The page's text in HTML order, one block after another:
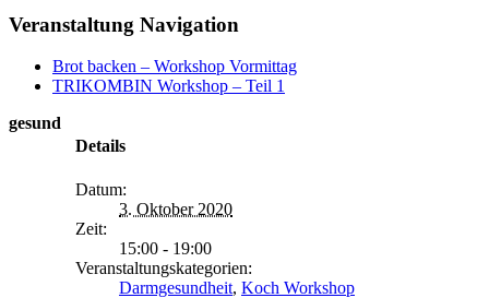
Veranstaltung Navigation
Brot backen – Workshop Vormittag
TRIKOMBIN Workshop – Teil 1
Details
Datum:
3. Oktober 2020
Zeit:
15:00 - 19:00
Veranstaltungskategorien:
Darmgesundheit, Koch Workshop
gesund